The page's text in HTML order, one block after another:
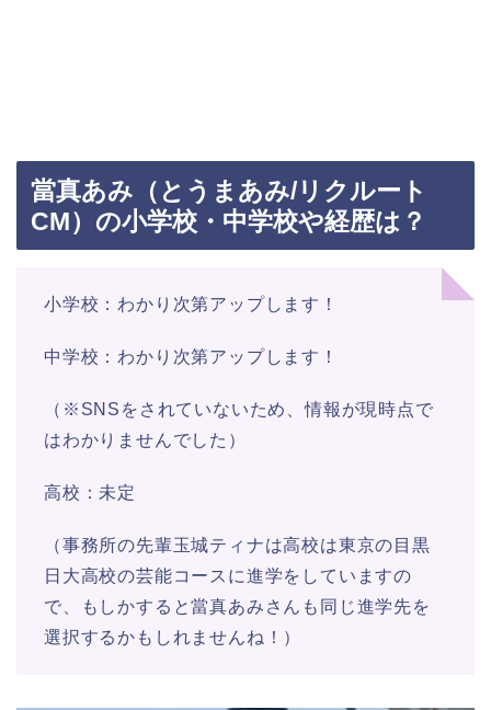
當真あみ（とうまあみ/リクルート
CM）の小学校・中学校や経歴は？
小学校：わかり次第アップします！
中学校：わかり次第アップします！
（※SNSをされていないため、情報が現時点で
はわかりませんでした）
高校：未定
（事務所の先輩玉城ティナは高校は東京の目黒
日大高校の芸能コースに進学をしていますの
で、もしかすると當真あみさんも同じ進学先を
選択するかもしれませんね！）